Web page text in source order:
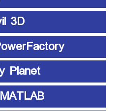
3D
Planet
MATLAB متلب